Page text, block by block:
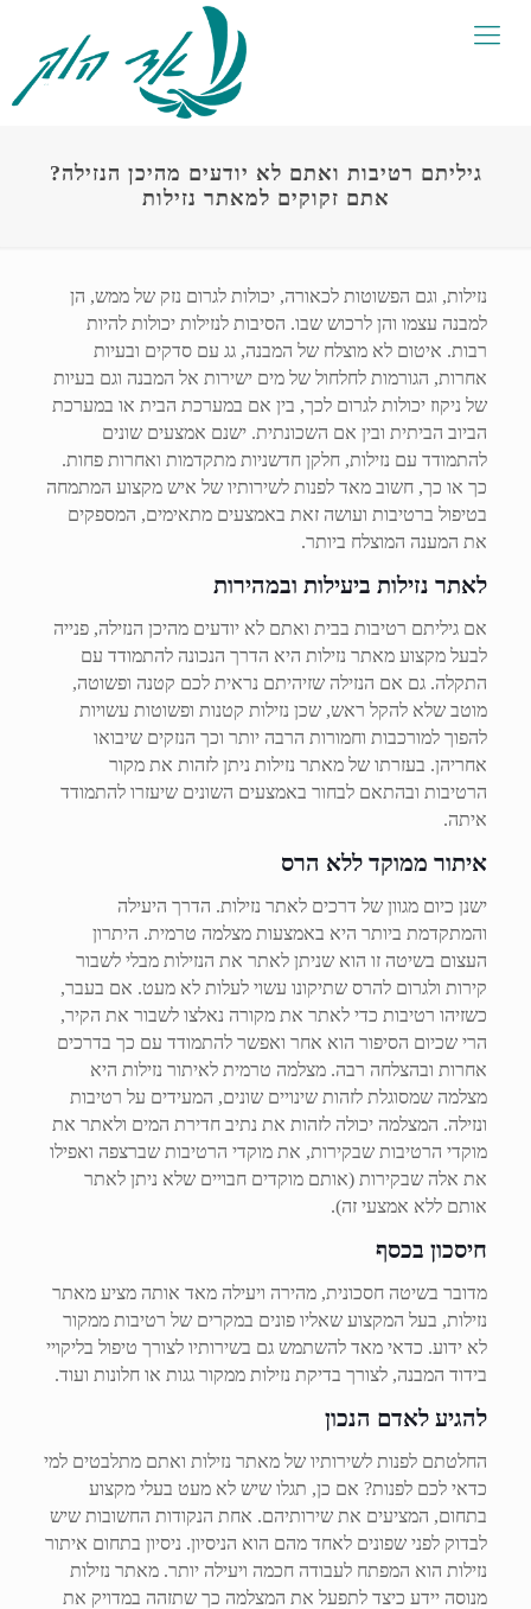
גיליתם רטיבות ואתם לא יודעים מהיכן הנזילה?
אתם זקוקים למאתר נזילות
נזילות, וגם הפשוטות לכאורה, יכולות לגרום נזק של ממש, הן
למבנה עצמו והן לרכוש שבו. הסיבות לנזילות יכולות להיות
רבות. איטום לא מוצלח של המבנה, גג עם סדקים ובעיות
אחרות, הגורמות לחלחול של מים ישירות אל המבנה וגם בעיות
של ניקוז יכולות לגרום לכך, בין אם במערכת הבית או במערכת
הביוב הביתית ובין אם השכונתית. ישנם אמצעים שונים
להתמודד עם נזילות, חלקן חדשניות מתקדמות ואחרות פחות.
כך או כך, חשוב מאד לפנות לשירותיו של איש מקצוע המתמחה
בטיפול ברטיבות ועושה זאת באמצעים מתאימים, המספקים
את המענה המוצלח ביותר.
לאתר נזילות ביעילות ובמהירות
אם גיליתם רטיבות בבית ואתם לא יודעים מהיכן הנזילה, פנייה
לבעל מקצוע מאתר נזילות היא הדרך הנכונה להתמודד עם
התקלה. גם אם הנזילה שזיהיתם נראית לכם קטנה ופשוטה,
מוטב שלא להקל ראש, שכן נזילות קטנות ופשוטות עשויות
להפוך למורכבות וחמורות הרבה יותר וכך הנזקים שיבואו
אחריהן. בעזרתו של מאתר נזילות ניתן לזהות את מקור
הרטיבות ובהתאם לבחור באמצעים השונים שיעזרו להתמודד
איתה.
איתור ממוקד ללא הרס
ישנן כיום מגוון של דרכים לאתר נזילות. הדרך היעילה
והמתקדמת ביותר היא באמצעות מצלמה טרמית. היתרון
העצום בשיטה זו הוא שניתן לאתר את הנזילות מבלי לשבור
קירות ולגרום להרס שתיקונו עשוי לעלות לא מעט. אם בעבר,
כשזיהו רטיבות כדי לאתר את מקורה נאלצו לשבור את הקיר,
הרי שכיום הסיפור הוא אחר ואפשר להתמודד עם כך בדרכים
אחרות ובהצלחה רבה. מצלמה טרמית לאיתור נזילות היא
מצלמה שמסוגלת לזהות שינויים שונים, המעידים על רטיבות
ונזילה. המצלמה יכולה לזהות את נתיב חדירת המים ולאתר את
מוקדי הרטיבות שבקירות, את מוקדי הרטיבות שברצפה ואפילו
את אלה שבקירות (אותם מוקדים חבויים שלא ניתן לאתר
אותם ללא אמצעי זה).
חיסכון בכסף
מדובר בשיטה חסכונית, מהירה ויעילה מאד אותה מציע מאתר
נזילות, בעל המקצוע שאליו פונים במקרים של רטיבות ממקור
לא ידוע. כדאי מאד להשתמש גם בשירותיו לצורך טיפול בליקויי
בידוד המבנה, לצורך בדיקת נזילות ממקור גגות או חלונות ועוד.
להגיע לאדם הנכון
החלטתם לפנות לשירותיו של מאתר נזילות ואתם מתלבטים למי
כדאי לכם לפנות? אם כן, תגלו שיש לא מעט בעלי מקצוע
בתחום, המציעים את שירותיהם. אחת הנקודות החשובות שיש
לבדוק לפני שפונים לאחד מהם הוא הניסיון. ניסיון בתחום איתור
נזילות הוא המפתח לעבודה חכמה ויעילה יותר. מאתר נזילות
מנוסה יידע כיצד לתפעל את המצלמה כך שתזהה במדויק את